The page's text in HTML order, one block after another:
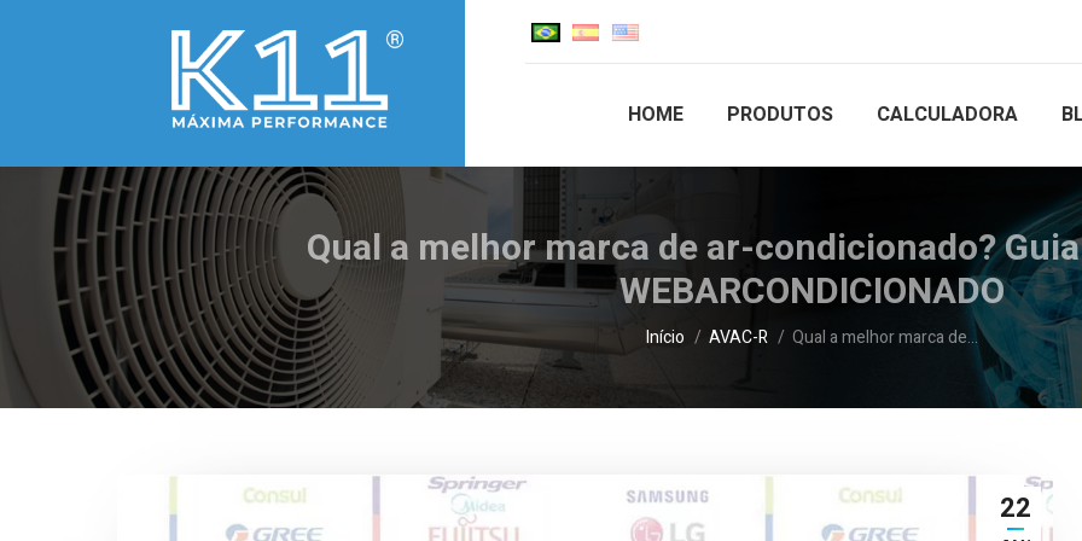
HOME PRODUTOS CALCULADORA
Qual a melhor marca de ar-condicionado?
WEBARCONDICIONADO
Você está aqui:
Início AVAC-R Qual a melhor marca de…
22